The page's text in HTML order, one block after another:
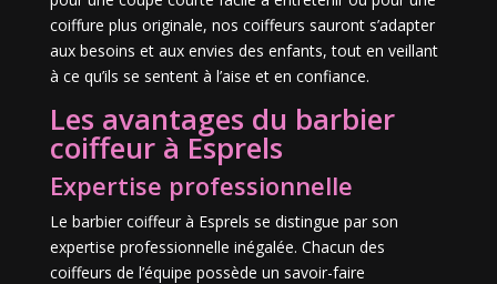
coiffure plus originale, nos coiffeurs sauront s’adapter
aux besoins et aux envies des enfants, tout en veillant
à ce qu’ils se sentent à l’aise et en confiance.
Les avantages du barbier
coiffeur à Esprels
Expertise professionnelle
Le barbier coiffeur à Esprels se distingue par son
expertise professionnelle inégalée. Chacun des
coiffeurs de l’équipe possède un savoir-faire